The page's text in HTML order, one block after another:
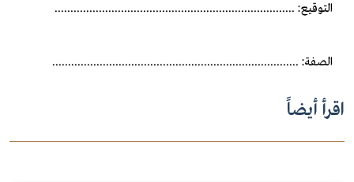
التوقيع: ............................................................................
الصفة: ..............................................................................
اقرأ أيضاً